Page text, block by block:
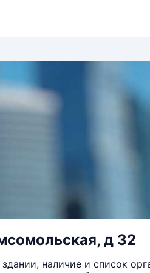
д 32
наличие и список